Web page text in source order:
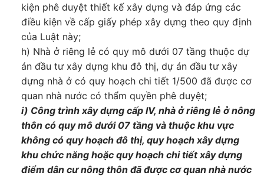
kiện phê duyệt thiết kế xây dựng và đáp ứng các
điều kiện về cấp giấy phép xây dựng theo quy định
của Luật này;
h) Nhà ở riêng lẻ có quy mô dưới 07 tầng thuộc dự
án đầu tư xây dựng khu đô thị, dự án đầu tư xây
dựng nhà ở có quy hoạch chi tiết 1/500 đã được cơ
quan nhà nước có thẩm quyền phê duyệt;
i) Công trình xây dựng cấp IV, nhà ở riêng lẻ ở nông
thôn có quy mô dưới 07 tầng và thuộc khu vực
không có quy hoạch đô thị, quy hoạch xây dựng
khu chức năng hoặc quy hoạch chi tiết xây dựng
điểm dân cư nông thôn đã được cơ quan nhà nước